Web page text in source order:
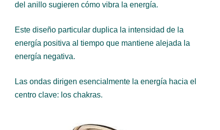
del anillo sugieren cómo vibra la energía.
Este diseño particular duplica la intensidad de la
energía positiva al tiempo que mantiene alejada la
energía negativa.
Las ondas dirigen esencialmente la energía hacia el
centro clave: los chakras.